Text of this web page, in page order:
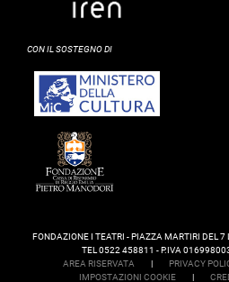
CON IL SOSTEGNO DI
FONDAZIONE I TEATRI - PIAZZA MARTIRI DEL 7
TEL 0522 458811 - P.IVA
AREA RISERVATA
| PRIVACY
IMPOSTAZIONI COOKIE
|